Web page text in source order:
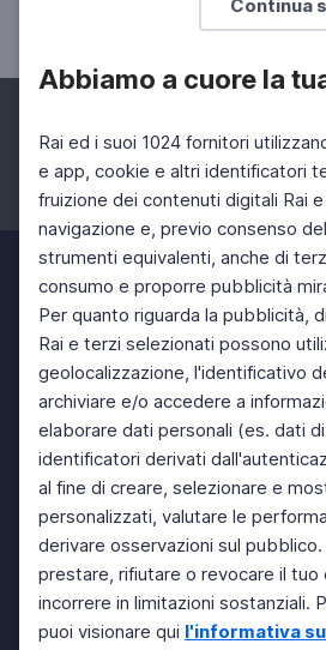
Continua
Abbiamo a cuore la
Rai ed i suoi 1024 fornitori
e app, cookie e altri identificatori
fruizione dei contenuti digitali Rai
navigazione e, previo consenso
strumenti equivalenti, anche di
consumo e proporre pubblicità
Per quanto riguarda la pubblicità,
Rai e terzi selezionati possono
geolocalizzazione, l'identificativo
archiviare e/o accedere a
elaborare dati personali (es. dati
identificatori derivati
al fine di creare, selezionare e
personalizzati, valutare le
derivare osservazioni sul
prestare, rifiutare o revocare il tuo
incorrere in limitazioni sostanziali.
puoi visionare qui l'informativa
04 Gen 2021 > 31 Gen 2021
Facebook Instagram